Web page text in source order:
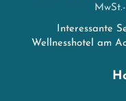
Interessante
Wellnesshotel am